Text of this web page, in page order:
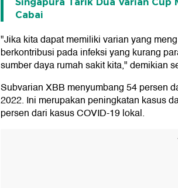
Singapura Tarik Dua Varian Cup
Cabai
"Jika kita dapat memiliki varian yang
berkontribusi pada infeksi yang kurang
sumber daya rumah sakit kita," demikian
Subvarian XBB menyumbang 54 persen
2022. Ini merupakan peningkatan kasus
persen dari kasus COVID-19 lokal.